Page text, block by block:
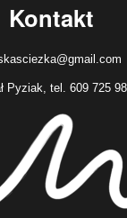
Kontakt
Pyziak, tel. 609 725